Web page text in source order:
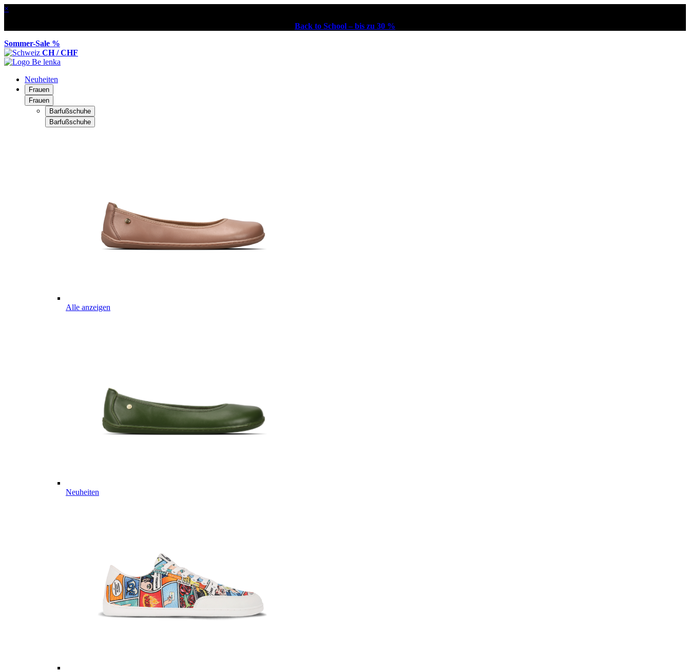
×
Back to School – bis zu 30 %
Sommer-Sale %
CH / CHF
Neuheiten
Frauen
Frauen
Barfußschuhe
Barfußschuhe
Alle anzeigen
Neuheiten